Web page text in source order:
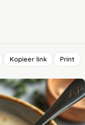
Kopieer link Print